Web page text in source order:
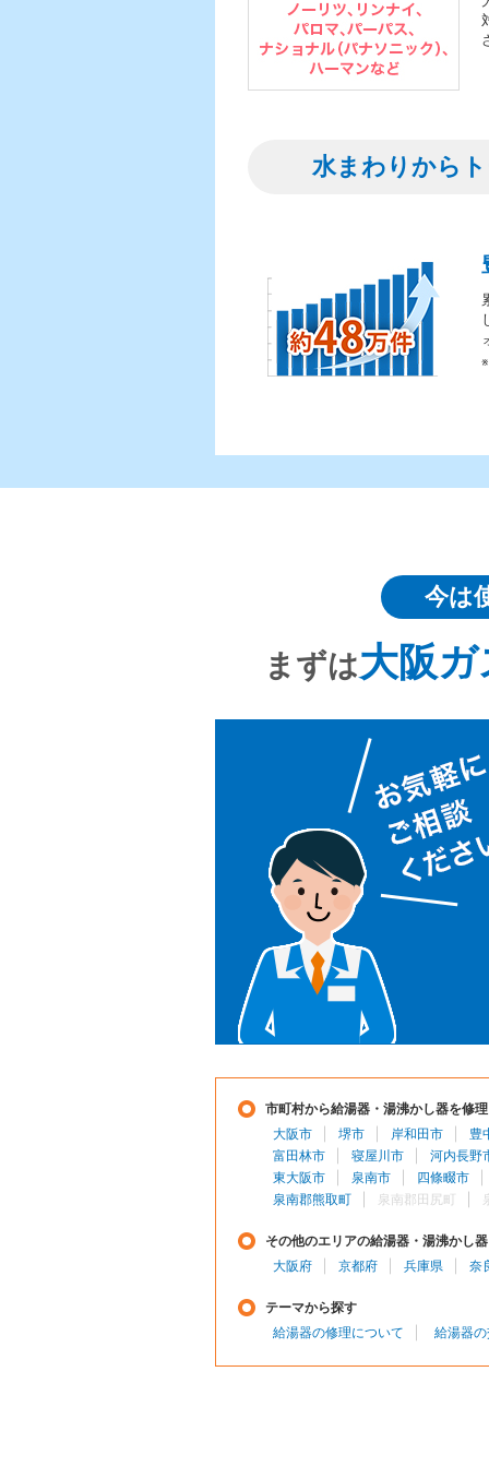
水まわりから
今は
まずは大阪
市町村から給湯器・湯沸かし器を修
大阪市
堺市 岸和田市
豊
富田林市
寝屋川市
河内長野
東大阪市
泉南市
四條畷市
泉南郡熊取町
泉南郡田尻町
その他のエリアの給湯器・湯沸かし
大阪府
京都府 兵庫県 奈
テーマから探す
給湯器の修理について
給湯器